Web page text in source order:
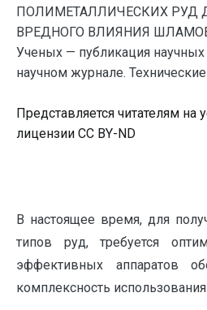
ПОЛИМЕТАЛЛИЧЕСКИХ РУД
ВРЕДНОГО ВЛИЯНИЯ ШЛАМОВ
Ученых — публикация
научном журнале. Технические
Представляется читателям на
лицензии CC BY-ND
В настоящее время, для
типов руд, требуется
эффективных аппаратов
комплексность